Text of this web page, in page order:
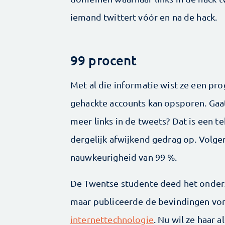
iemand twittert vóór en na de hack.
99 procent
Met al die informatie wist ze een
gehackte accounts kan opsporen.
meer links in de tweets? Dat is een
dergelijk afwijkend gedrag op.
nauwkeurigheid van 99 %.
De Twentse studente deed het
maar publiceerde de bevindingen
internettechnologie . Nu wil ze haar